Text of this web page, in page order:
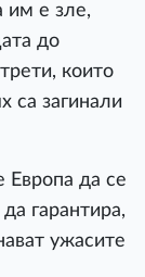
им е зле,
до
които
са загинали
Европа да се
гарантира,
ужасите